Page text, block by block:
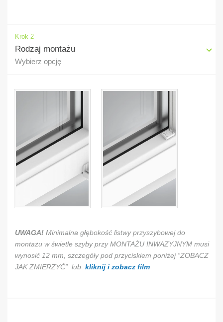
Krok 2
Rodzaj montażu
Wybierz opcję
UWAGA! Minimalna głębokość listwy przyszybowej do
montażu w świetle szyby przy MONTAŻU INWAZYJNYM musi
wynosić 12 mm, szczegóły pod przyciskiem poniżej “ZOBACZ
JAK ZMIERZYĆ” lub kliknij i zobacz film